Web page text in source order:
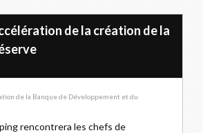
de la création de la
rencontrera les chefs de